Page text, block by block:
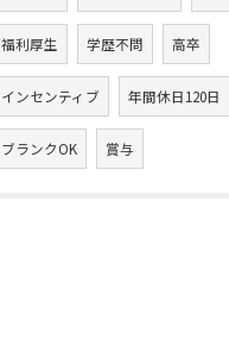
福利厚生 学歴不問 高卒
インセンティブ 年間休日120日
ブランクOK 賞与